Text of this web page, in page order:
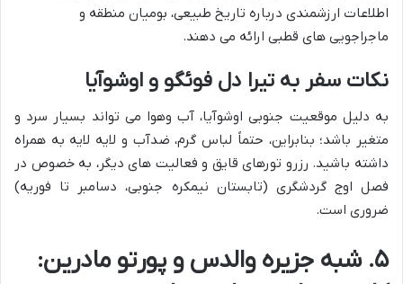
اطلاعات ارزشمندی درباره تاریخ طبیعی، بومیان منطقه و
ماجراجویی های قطبی ارائه می دهند.
نکات سفر به تیرا دل فوئگو و اوشوآیا
به دلیل موقعیت جنوبی اوشوآیا، آب وهوا می تواند بسیار سرد و
متغیر باشد؛ بنابراین، حتماً لباس گرم، ضدآب و لایه لایه به همراه
داشته باشید. رزرو تورهای قایق و فعالیت های دیگر، به خصوص در
فصل اوج گردشگری (تابستان نیمکره جنوبی، دسامبر تا فوریه)
ضروری است.
۵. شبه جزیره والدس و پورتو مادرین: